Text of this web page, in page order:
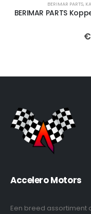
RXV 550
CROSSMOTOR ONDERDELEN,
BERIMAR PARTS,
BERIMAR PARTS
€
Accelero Motors
Een breed